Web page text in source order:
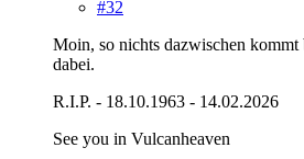
#32
Moin, so nichts dazwischen kommt
dabei.
R.I.P. - 18.10.1963 - 14.02.2026
See you in Vulcanheaven